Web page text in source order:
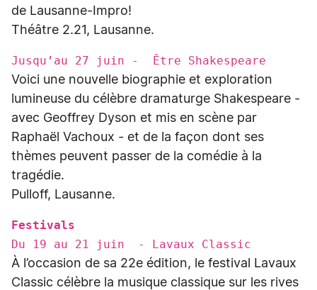
de Lausanne-Impro!
Théâtre 2.21, Lausanne.
Jusqu’au 27 juin - Être Shakespeare
Voici une nouvelle biographie et exploration
lumineuse du célèbre dramaturge Shakespeare -
avec Geoffrey Dyson et mis en scène par
Raphaël Vachoux - et de la façon dont ses
thèmes peuvent passer de la comédie à la
tragédie.
Pulloff, Lausanne.
Festivals
Du 19 au 21 juin - Lavaux Classic
À l’occasion de sa 22e édition, le festival Lavaux
Classic célèbre la musique classique sur les rives